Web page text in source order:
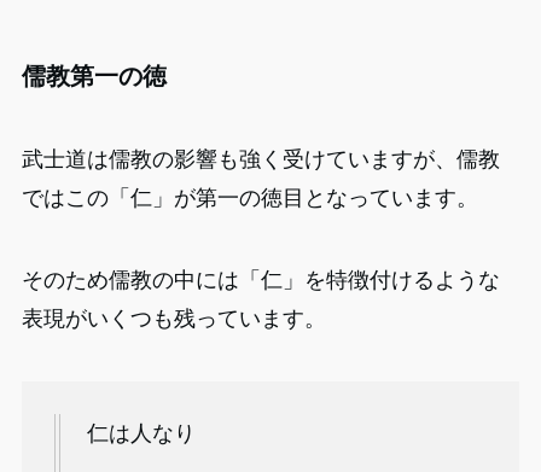
儒教第一の徳
武士道は儒教の影響も強く受けていますが、儒教
ではこの「仁」が第一の徳目となっています。
そのため儒教の中には「仁」を特徴付けるような
表現がいくつも残っています。
仁は人なり